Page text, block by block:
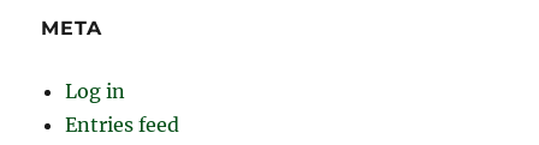
META
Log in
Entries feed